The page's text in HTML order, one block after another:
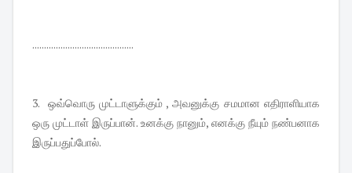
...........................................
3. ஒவ்வொரு முட்டாளுக்கும் , அவனுக்கு சமமான எதிராளியாக
ஒரு முட்டாள் இருப்பான். உனக்கு நானும், எனக்கு நீயும் நண்பனாக
இருப்பதுப்போல்.